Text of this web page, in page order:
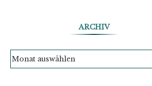
ARCHIV